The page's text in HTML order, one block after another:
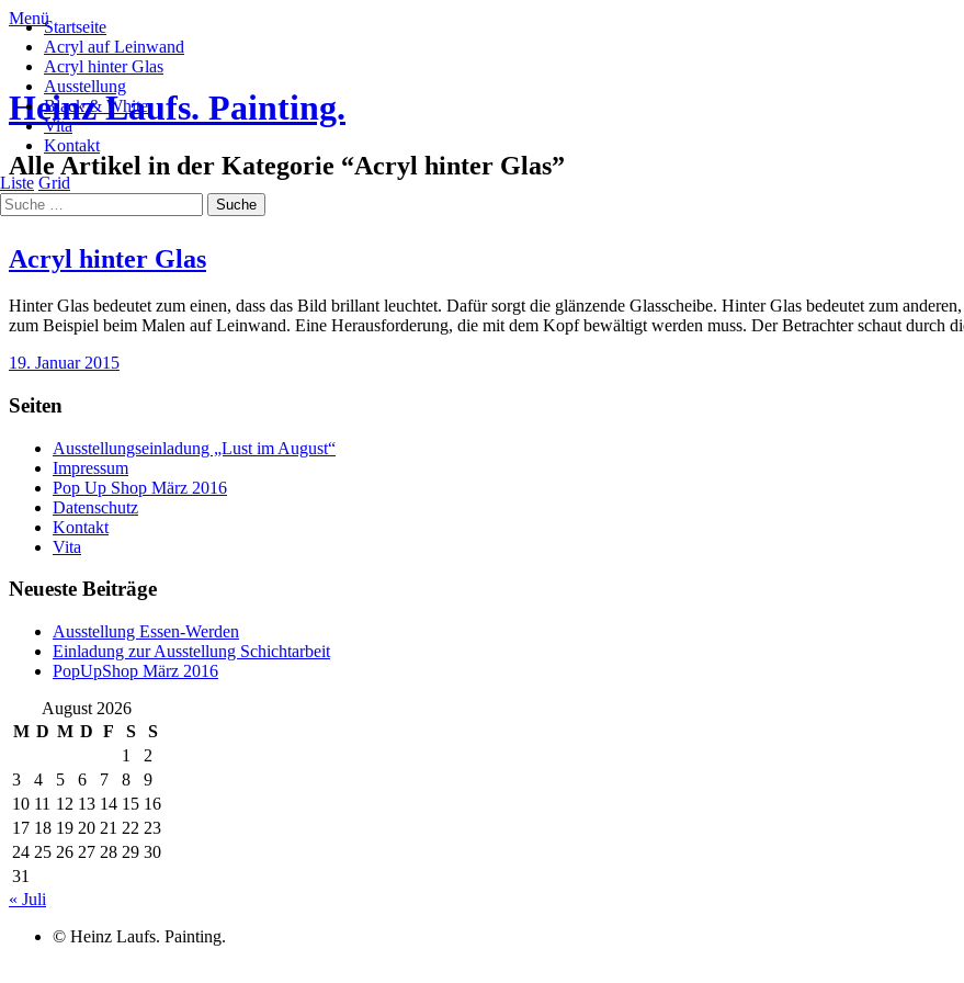
MenüStartseite
Acryl auf Leinwand
Acryl hinter Glas
Ausstellung
Black & White
Vita
Kontakt
Liste Grid
Heinz Laufs. Painting.
Alle Artikel in der Kategorie “Acryl hinter Glas”
Acryl hinter Glas
Hinter Glas bedeutet zum einen, dass das Bild brillant leuchtet. Dafür sorgt die glänzende Glasscheibe. Hinter Glas bedeutet zum
zum Beispiel beim Malen auf Leinwand. Eine Herausforderung, die mit dem Kopf bewältigt werden muss. Der Betrachter schaut durch
19. Januar 2015
Seiten
Ausstellungseinladung „Lust im August“
Impressum
Pop Up Shop März 2016
Datenschutz
Kontakt
Vita
Neueste Beiträge
Ausstellung Essen-Werden
Einladung zur Ausstellung Schichtarbeit
PopUpShop März 2016
August 2026
M D M D F S
S
1
2
3
4 5 6 7 8
9
10 11 12 13 14 15 16
17 18 19 20 21 22 23
24 25 26 27 28 29 30
31
« Juli
© Heinz Laufs. Painting.